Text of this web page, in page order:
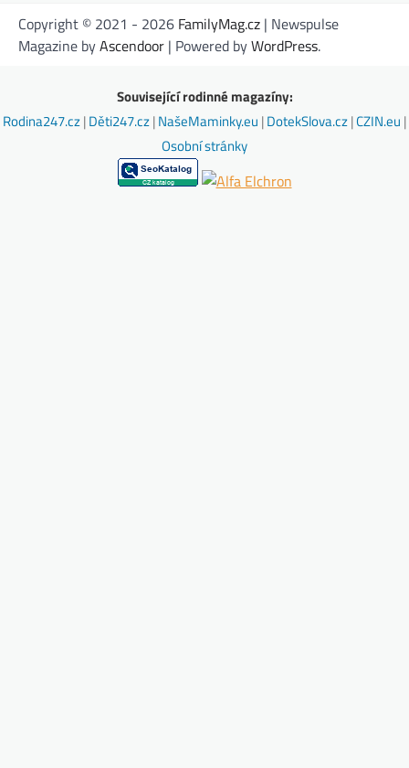
Copyright © 2021 - 2026 FamilyMag.cz | Newspulse
Magazine byAscendoor | Powered byWordPress.
Související rodinné magazíny:
Rodina247.cz|Děti247.cz|NašeMaminky.eu |DotekSlova.cz|CZIN.eu |
Osobní stránky